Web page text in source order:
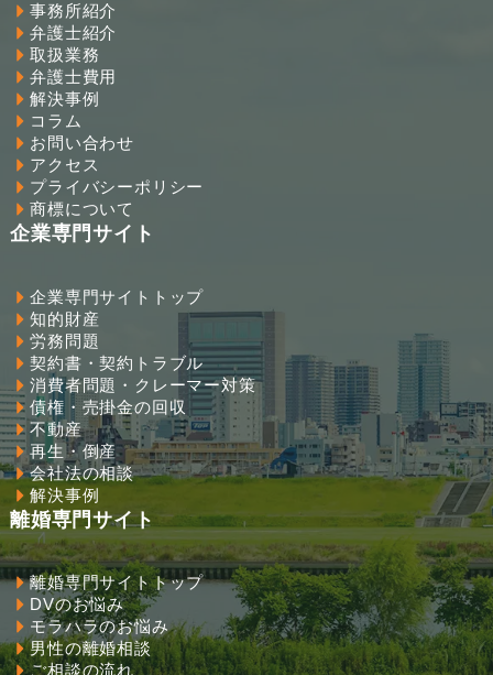
事務所紹介
弁護士紹介
取扱業務
弁護士費用
解決事例
コラム
お問い合わせ
アクセス
プライバシーポリシー
商標について
企業専門サイト
企業専門サイトトップ
知的財産
労務問題
契約書・契約トラブル
消費者問題・クレーマー対策
債権・売掛金の回収
不動産
再生・倒産
会社法の相談
解決事例
離婚専門サイト
離婚専門サイトトップ
DVのお悩み
モラハラのお悩み
男性の離婚相談
ご相談の流れ